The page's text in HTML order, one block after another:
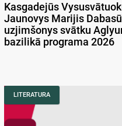
Kasgadejūs
Jaunovys Marijis
uzjimšonys svātku
bazilikā programa 2026
LITERATURA